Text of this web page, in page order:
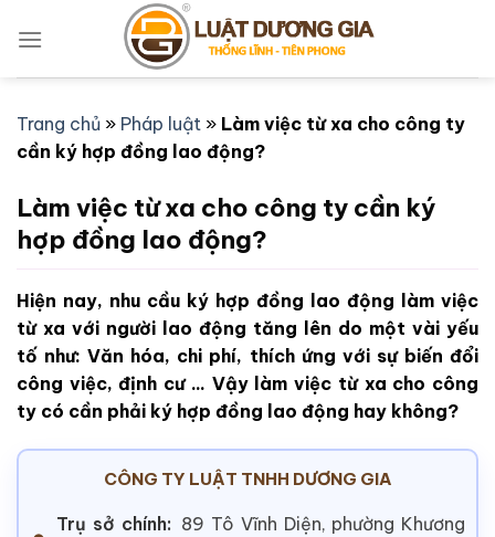
qua
Trang chủ » Pháp luật » Làm việc từ xa cho công ty
cần ký hợp đồng lao động?
Làm việc từ xa cho công ty cần ký
hợp đồng lao động?
Hiện nay, nhu cầu ký hợp đồng lao động làm việc
từ xa với người lao động tăng lên do một vài yếu
tố như: Văn hóa, chi phí, thích ứng với sự biến đổi
công việc, định cư ... Vậy làm việc từ xa cho công
ty có cần phải ký hợp đồng lao động hay không?
CÔNG TY LUẬT TNHH DƯƠNG GIA
Trụ sở chính: 89 Tô Vĩnh Diện, phường Khương